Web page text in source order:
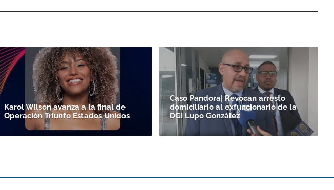
Karol Wilson avanza a la final de
Operación Triunfo Estados Unidos
Caso Pandora| Revocan arresto
domiciliario al exfuncionario de la
DGI Lupo González